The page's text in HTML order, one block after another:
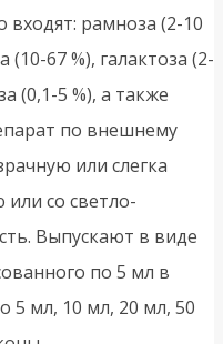
входят: рамноза (2-10
(10-67 %), галактоза (2-
(0,1-5 %), а также
по внешнему
или слегка
со светло-
Выпускают в виде
по 5 мл в
5 мл, 10 мл, 20 мл, 50